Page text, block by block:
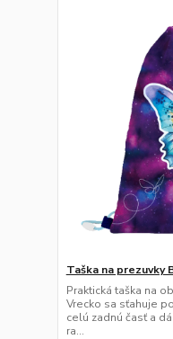
Taška na prezuvky
Praktická taška na
Vrecko sa sťahuje
celú zadnú časť a
ra...